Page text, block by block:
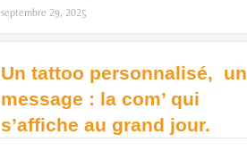
septembre 29, 2025
Un tattoo personnalisé, un
message : la com’ qui
s’affiche au grand jour.